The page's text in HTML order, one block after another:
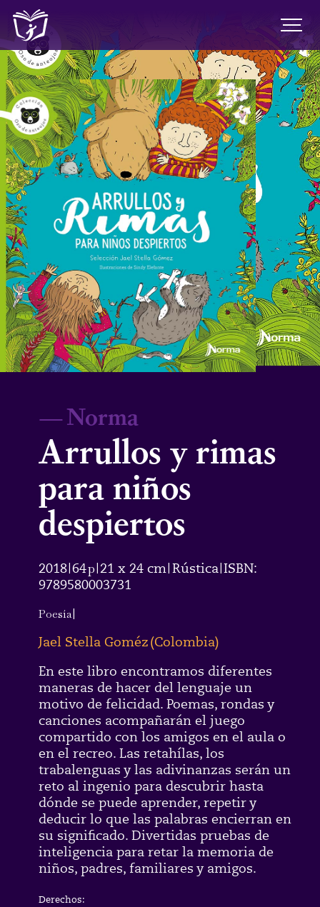
—Norma
Arrullos y rimas
para niños
despiertos
2018 64p 21 x 24 cm Rústica ISBN:
9789580003731
Poesía
Jael Stella Goméz(Colombia)
En este libro encontramos diferentes
maneras de hacer del lenguaje un
motivo de felicidad. Poemas, rondas y
canciones acompañarán el juego
compartido con los amigos en el aula o
en el recreo. Las retahílas, los
trabalenguas y las adivinanzas serán un
reto al ingenio para descubrir hasta
dónde se puede aprender, repetir y
deducir lo que las palabras encierran en
su significado. Divertidas pruebas de
inteligencia para retar la memoria de
niños, padres, familiares y amigos.
Derechos: